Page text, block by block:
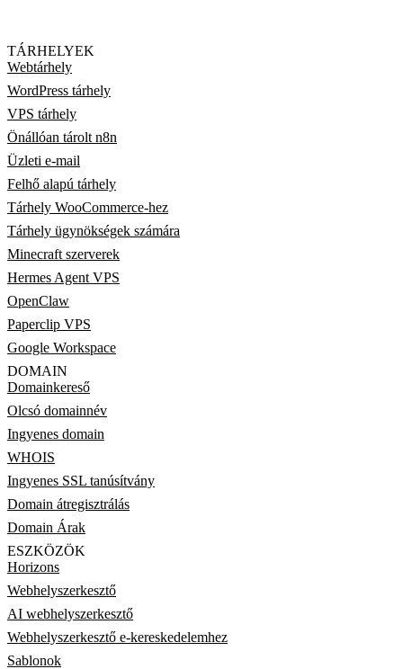
TÁRHELYEK
Webtárhely
WordPress tárhely
VPS tárhely
Önállóan tárolt n8n
Üzleti e-mail
Felhő alapú tárhely
Tárhely WooCommerce-hez
Tárhely ügynökségek számára
Minecraft szerverek
Hermes Agent VPS
OpenClaw
Paperclip VPS
Google Workspace
DOMAIN
Domainkereső
Olcsó domainnév
Ingyenes domain
WHOIS
Ingyenes SSL tanúsítvány
Domain átregisztrálás
Domain Árak
ESZKÖZÖK
Horizons
Webhelyszerkesztő
AI webhelyszerkesztő
Webhelyszerkesztő e-kereskedelemhez
Sablonok